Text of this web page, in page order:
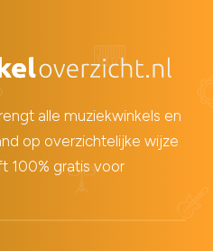
alle muziekwinkels en
op overzichtelijke wijze
100% gratis voor